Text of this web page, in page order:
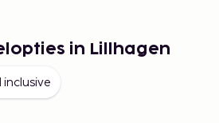
in Lillhagen
inclusive